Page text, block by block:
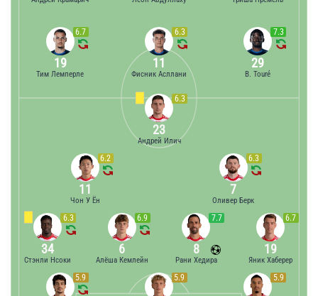
7.3
29
B. Touré
6.3
11
Фисник Асллани
6.7
19
Тим Лемперле
5.9 5.9 5.9
6.3
34
Стэнли Нсоки
6.9
6
Алёша Кемлейн
7.7
8
Рани Хедира
6.7
19
Яник Хаберер
6.2
11
Чон У Ён
6.3
7
Оливер Берк
6.3
23
Андрей Илич